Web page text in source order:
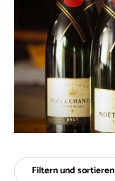
Filtern und sortieren